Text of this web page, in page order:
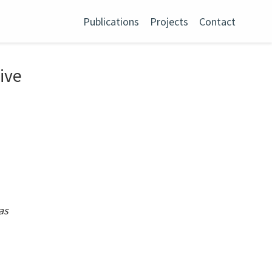
Publications Projects Contact